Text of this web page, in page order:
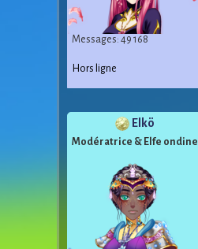
Messages: 49 168
Hors ligne
Elkö
Modératrice & Elfe ondine